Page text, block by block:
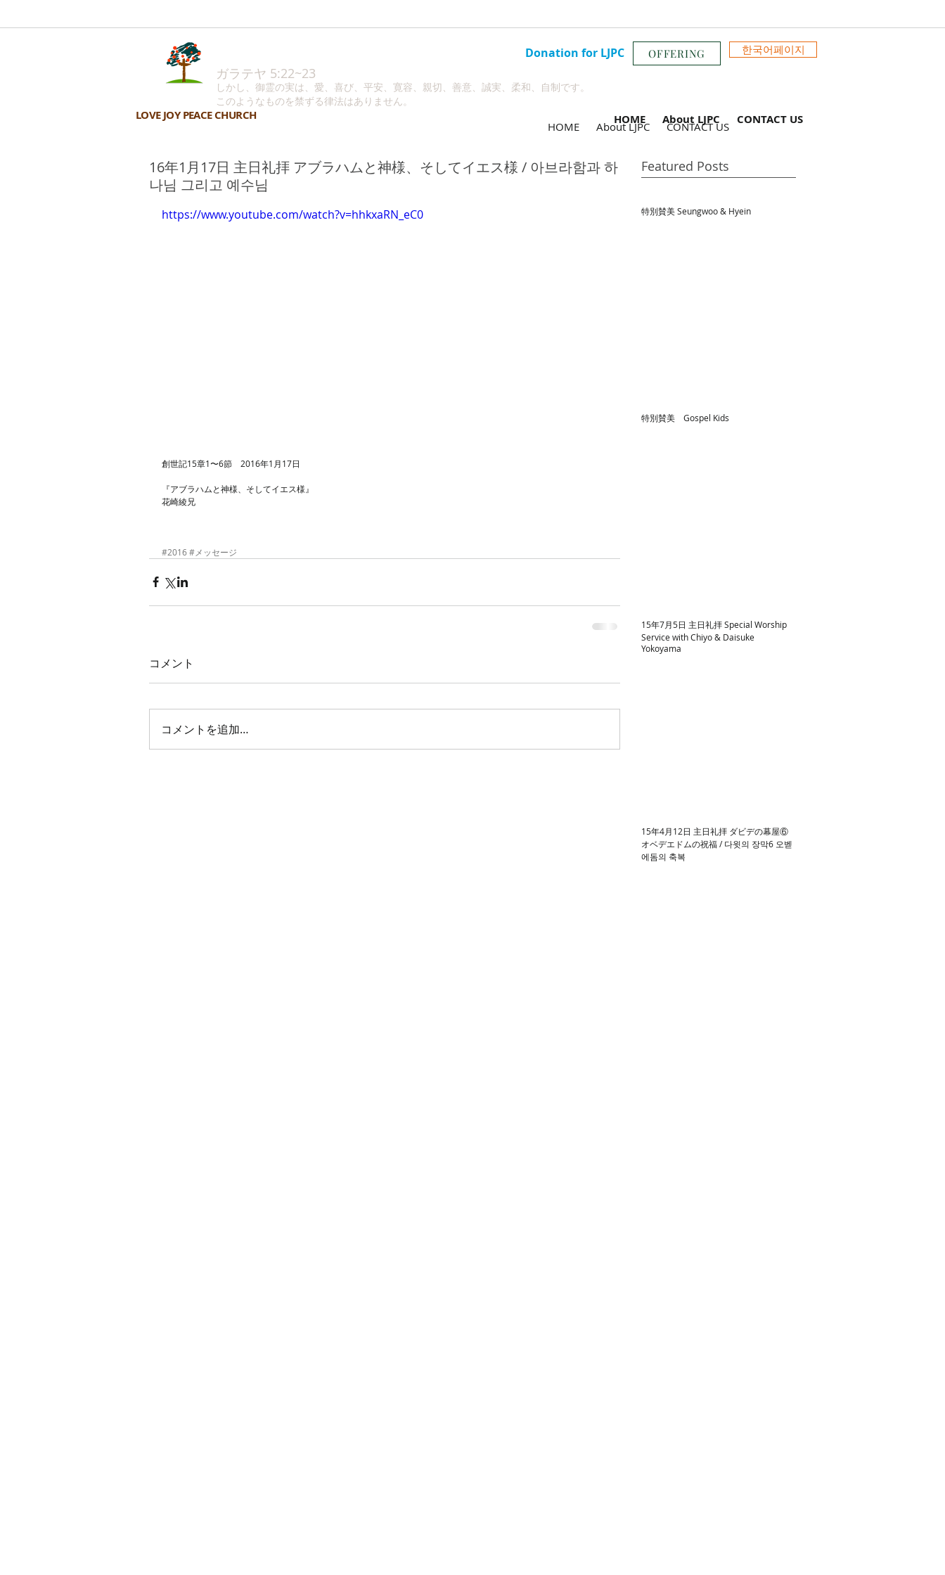
Donation for LJPC OFFERING 한국어페이지
LOVE JOY PEACE CHURCH
ガラテヤ 5:22~23
しかし、御霊の実は、愛、喜び、平安、寛容、親切、善意、誠実、柔和、自制です。
このようなものを禁ずる律法はありません。
HOME About LJPC CONTACT US
16年1月17日 主日礼拝 アブラハムと神様、そしてイエス様 / 아브라함과 하
나님 그리고 예수님
https://www.youtube.com/watch?v=hhkxaRN_eC0
創世記15章1〜6節　2016年1月17日
『アブラハムと神様、そしてイエス様』
花崎綾兄
#2016#メッセージ
コメント
コメントを追加…
Featured Posts
特別賛美 Seungwoo & Hyein
特別賛美 Gospel Kids
15年7月5日 主日礼拝 Special Worship
Service with Chiyo & Daisuke
Yokoyama
15年4月12日 主日礼拝 ダビデの幕屋⑥
オベデエドムの祝福 / 다윗의 장막6 오벧
에돔의 축복
HOME About LJPC CONTACT US